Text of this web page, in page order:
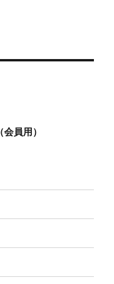
（会員用）